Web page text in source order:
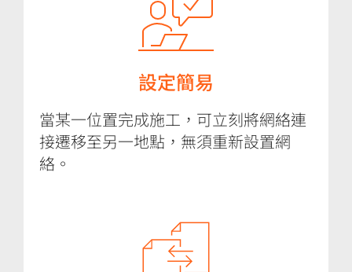
設定簡易
當某一位置完成施工，可立刻將網絡連
接遷移至另一地點，無須重新設置網
絡。